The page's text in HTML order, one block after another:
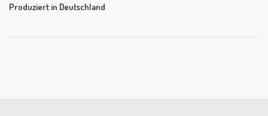
Produziert in Deutschland